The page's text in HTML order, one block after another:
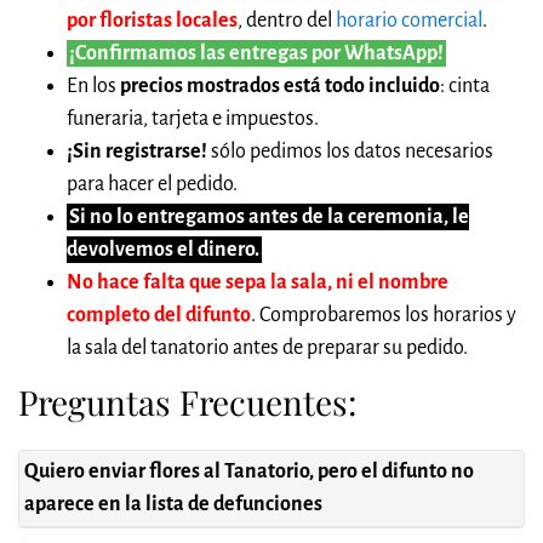
por floristas locales, dentro del horario comercial .
¡Confirmamos las entregas por WhatsApp!
En los precios mostrados está todo incluido: cinta
funeraria, tarjeta e impuestos.
¡Sin registrarse! sólo pedimos los datos necesarios
para hacer el pedido.
Si no lo entregamos antes de la ceremonia, le
devolvemos el dinero.
No hace falta que sepa la sala, ni el nombre
completo del difunto. Comprobaremos los horarios y
la sala del tanatorio antes de preparar su pedido.
Preguntas Frecuentes:
Quiero enviar flores al Tanatorio, pero el difunto no
aparece en la lista de defunciones